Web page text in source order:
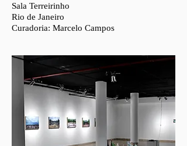
Sala Terreirinho
Rio de Janeiro
Curadoria: Marcelo Campos